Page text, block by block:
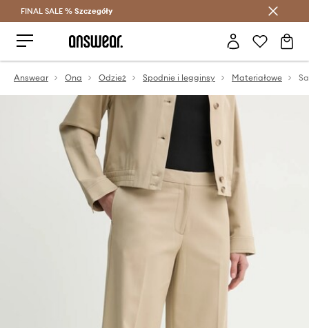
Oszczędzaj z Answear Club >
FINAL SALE % Szczegóły
Answear Ona Odzież Spodnie i legginsy Materiałowe